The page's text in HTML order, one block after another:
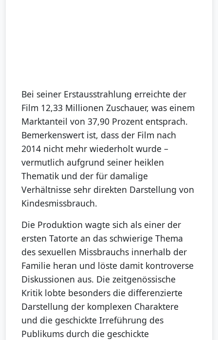
Bei seiner Erstausstrahlung erreichte der
Film 12,33 Millionen Zuschauer, was einem
Marktanteil von 37,90 Prozent entsprach.
Bemerkenswert ist, dass der Film nach
2014 nicht mehr wiederholt wurde –
vermutlich aufgrund seiner heiklen
Thematik und der für damalige
Verhältnisse sehr direkten Darstellung von
Kindesmissbrauch.
Die Produktion wagte sich als einer der
ersten Tatorte an das schwierige Thema
des sexuellen Missbrauchs innerhalb der
Familie heran und löste damit kontroverse
Diskussionen aus. Die zeitgenössische
Kritik lobte besonders die differenzierte
Darstellung der komplexen Charaktere
und die geschickte Irreführung des
Publikums durch die geschickte